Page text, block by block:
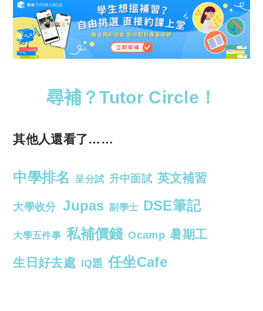
尋補？Tutor Circle！
其他人還看了……
中學排名 呈分試 升中面試 英文補習
大學收分 Jupas 副學士 DSE筆記
大學五件事 私補價錢 Ocamp 暑期工
生日好去處 IQ題 任坐Cafe